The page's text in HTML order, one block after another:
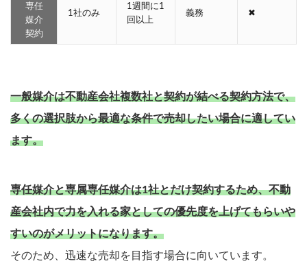
専任
媒介
契約
1社のみ
1週間に1
回以上
義務 ✖
一般媒介は不動産会社複数社と契約が結べる契約方法で、
多くの選択肢から最適な条件で売却したい場合に適してい
ます。
専任媒介と専属専任媒介は1社とだけ契約するため、不動
産会社内で力を入れる家としての優先度を上げてもらいや
すいのがメリットになります。
そのため、迅速な売却を目指す場合に向いています。